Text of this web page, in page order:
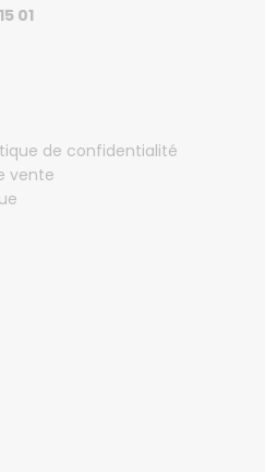
01
de confidentialité
vente